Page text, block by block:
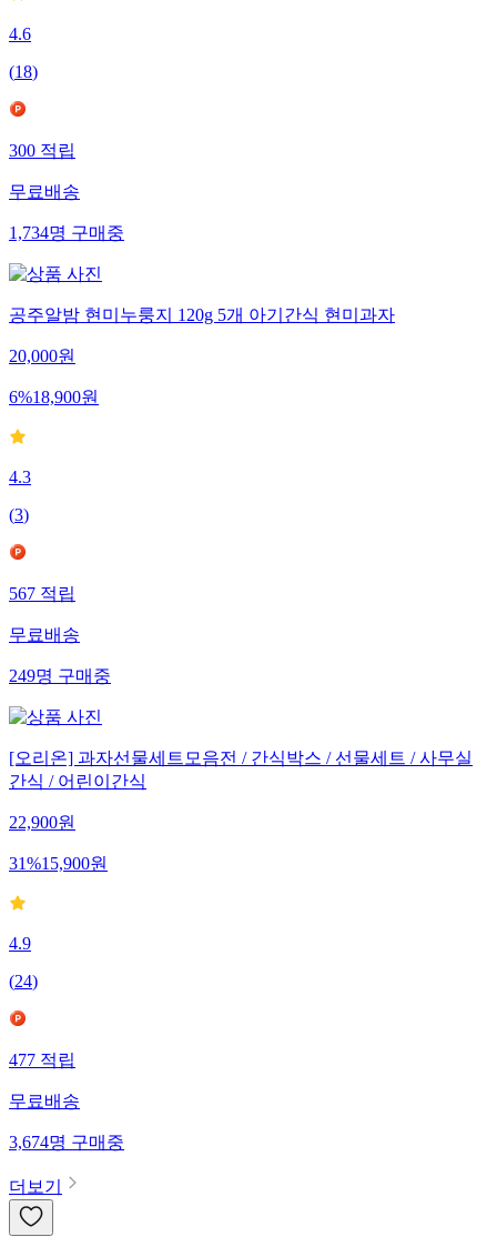
4.6
(18)
300적립
무료배송
1,734명구매중
공주알밤 현미누룽지 120g 5개 아기간식 현미과자
20,000원
6%18,900원
4.3
(3)
567적립
무료배송
249명구매중
[오리온] 과자선물세트모음전 / 간식박스 / 선물세트 / 사무실
간식 / 어린이간식
22,900원
31%15,900원
4.9
(24)
477적립
무료배송
3,674명구매중
더보기